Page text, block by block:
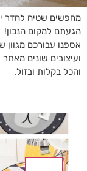
מחפשים שטיח לחדר
הגעתם למקום הנכון!
אספנו עבורכם מגוון
ועיצובים שונים מאתר aliexpress.
והכל בקלות ובזול.